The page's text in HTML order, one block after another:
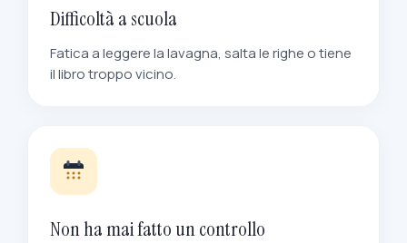
Difficoltà a scuola
Fatica a leggere la lavagna, salta le righe o tiene
il libro troppo vicino.
Non ha mai fatto un controllo